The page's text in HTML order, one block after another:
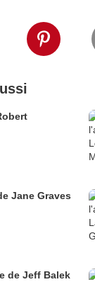
Jane Graves
de Jeff Balek